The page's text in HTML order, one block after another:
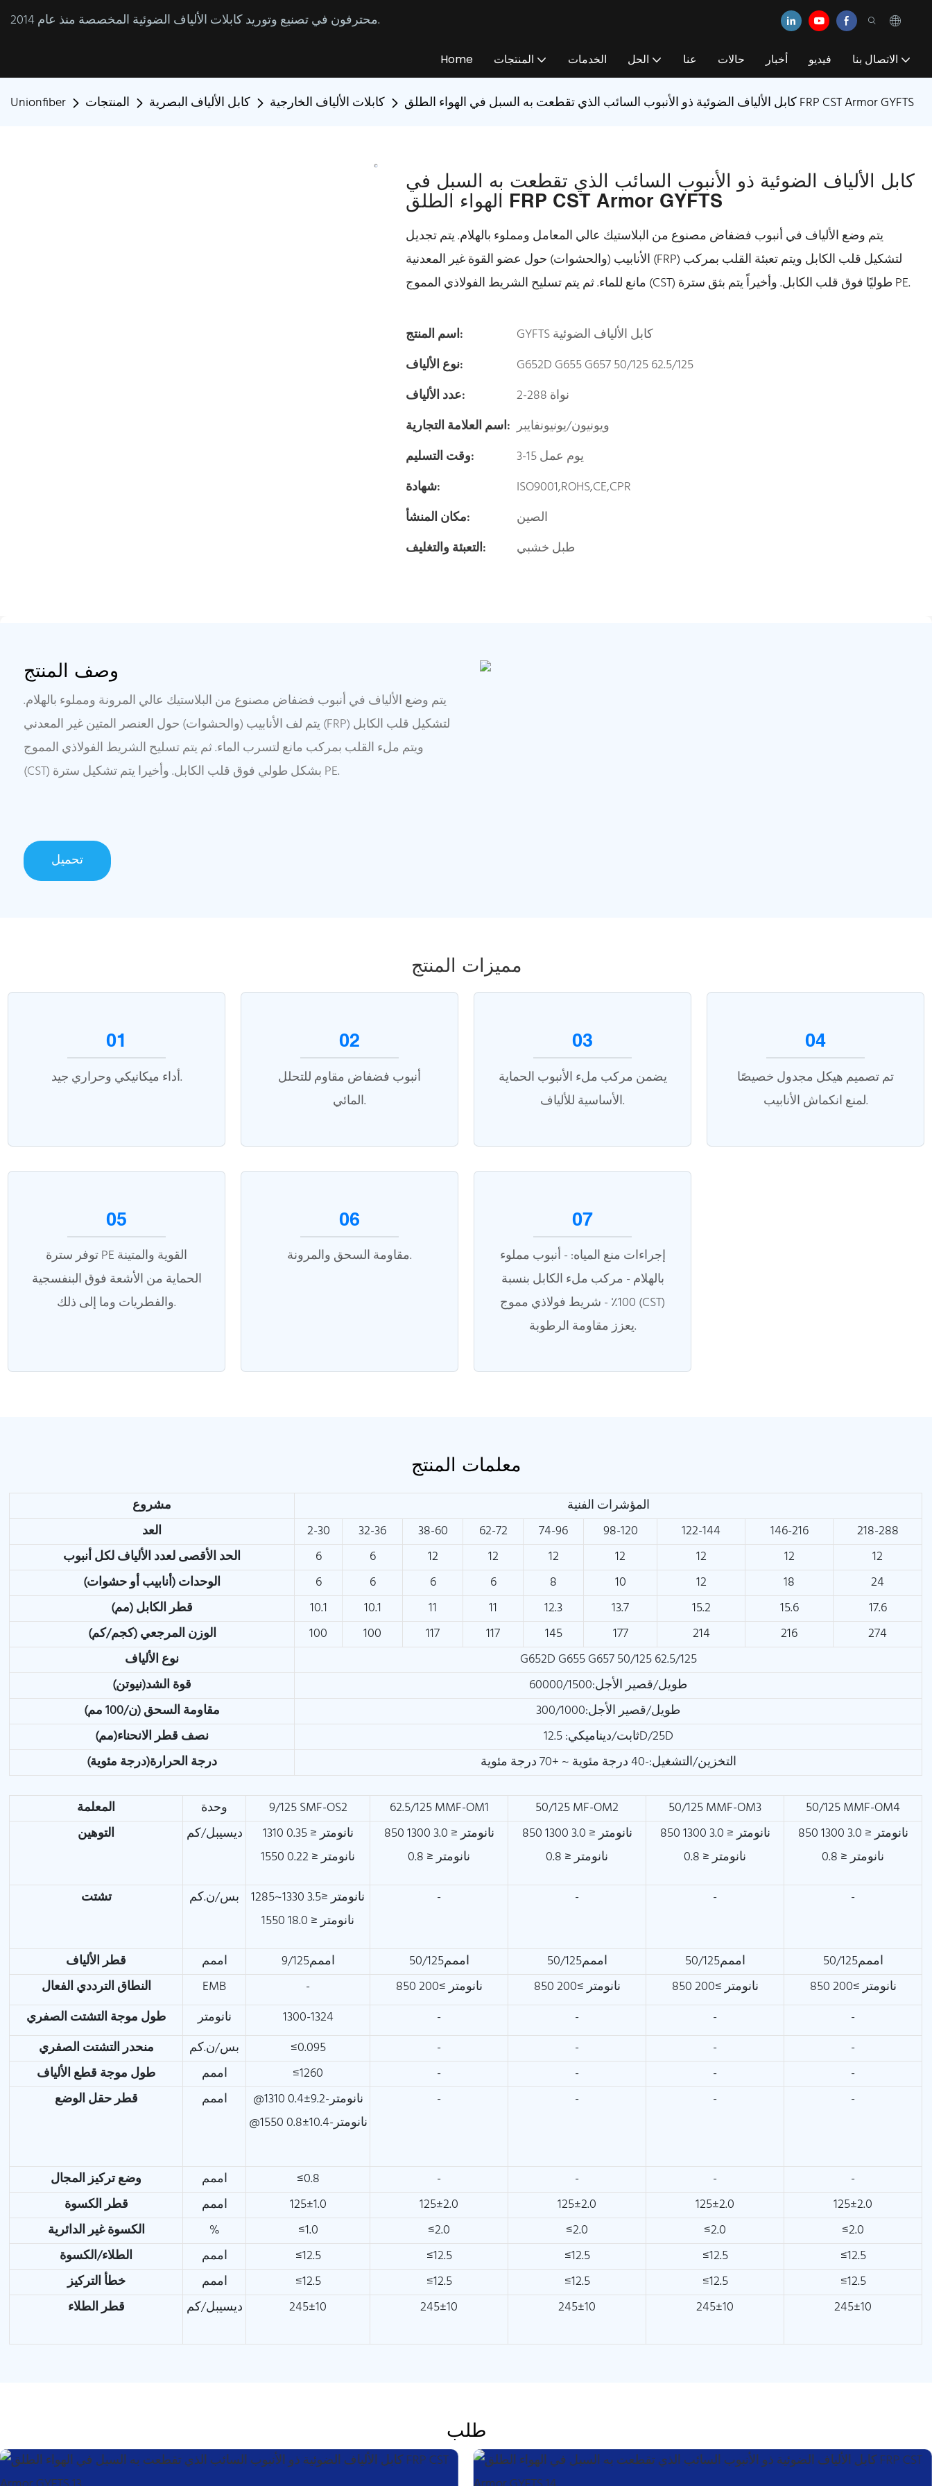
محترفون في تصنيع وتوريد كابلات الألياف الضوئية المخصصة منذ عام 2014.
Home المنتجات الخدمات الحل عنا حالات أخبار فيديو الاتصال بنا
Unionfiber المنتجات كابل الألياف البصرية كابلات الألياف الخارجية كابل الألياف الضوئية ذو الأنبوب السائب الذي تقطعت به السبل في الهواء الطلق FRP CST Armor GYFTS
كابل الألياف الضوئية ذو الأنبوب السائب الذي تقطعت به السبل في
الهواء الطلق FRP CST Armor GYFTS
يتم وضع الألياف في أنبوب فضفاض مصنوع من البلاستيك عالي المعامل ومملوء بالهلام. يتم تجديل
الأنابيب (والحشوات) حول عضو القوة غير المعدنية (FRP) لتشكيل قلب الكابل ويتم تعبئة القلب بمركب
مانع للماء. ثم يتم تسليح الشريط الفولاذي المموج (CST) طوليًا فوق قلب الكابل. وأخيراً يتم بثق سترة PE.
اسم المنتج:
GYFTS كابل الألياف الضوئية
نوع الألياف:
G652D G655 G657 50/125 62.5/125
عدد الألياف:
2-288 نواة
اسم العلامة التجارية: ويونيون/يونيونفايبر
وقت التسليم:
3-15 يوم عمل
شهادة:
ISO9001,ROHS,CE,CPR
مكان المنشأ:
الصين
التعبئة والتغليف:
طبل خشبي
وصف المنتج
يتم وضع الألياف في أنبوب فضفاض مصنوع من البلاستيك عالي المرونة ومملوء بالهلام.
يتم لف الأنابيب (والحشوات) حول العنصر المتين غير المعدني (FRP) لتشكيل قلب الكابل
ويتم ملء القلب بمركب مانع لتسرب الماء. ثم يتم تسليح الشريط الفولاذي المموج
(CST) بشكل طولي فوق قلب الكابل. وأخيرا يتم تشكيل سترة PE.
تحميل
مميزات المنتج
01
أداء ميكانيكي وحراري جيد.
02
أنبوب فضفاض مقاوم للتحلل
المائي.
03
يضمن مركب ملء الأنبوب الحماية
الأساسية للألياف.
04
تم تصميم هيكل مجدول خصيصًا
لمنع انكماش الأنابيب.
05
توفر سترة PE القوية والمتينة
الحماية من الأشعة فوق البنفسجية
والفطريات وما إلى ذلك.
06
مقاومة السحق والمرونة.
07
إجراءات منع المياه: - أنبوب مملوء
بالهلام - مركب ملء الكابل بنسبة
100٪ - شريط فولاذي مموج (CST)
يعزز مقاومة الرطوبة.
معلمات المنتج
مشروع
المؤشرات الفنية
العد
2-30 32-36 38-60 62-72 74-96 98-120 122-144 146-216
218-288
الحد الأقصى لعدد الألياف لكل أنبوب
6 6 12 12 12 12 12 12
12
الوحدات (أنابيب أو حشوات)
6 6 6 6 8 10 12 18
24
قطر الكابل (مم)
10.1 10.1 11 11 12.3 13.7 15.2 15.6
17.6
الوزن المرجعي (كجم/كم)
100 100 117 117 145 177 214 216
274
نوع الألياف
G652D G655 G657 50/125 62.5/125
قوة الشد(نيوتن)
طويل/قصير الأجل:60000/1500
مقاومة السحق (ن/100 مم)
طويل/قصير الأجل:300/1000
نصف قطر الانحناء(مم)
ثابت/ديناميكي: 12.5D/25D
درجة الحرارة(درجة مئوية)
التخزين/التشغيل:-40 درجة مئوية ~ +70 درجة مئوية
المعلمة وحدة 9/125 SMF-OS2 62.5/125 MMF-OM1 50/125 MF-OM2 50/125 MMF-OM3
50/125 MMF-OM4
التوهين
ديسيبل/كم
1310 نانومتر ≤ 0.35
1550 نانومتر ≤ 0.22
850 نانومتر ≤ 3.0 1300
نانومتر ≤ 0.8
850 نانومتر ≤ 3.0 1300
نانومتر ≤ 0.8
850 نانومتر ≤ 3.0 1300
نانومتر ≤ 0.8
850 نانومتر ≤ 3.0 1300
نانومتر ≤ 0.8
تشتت
بس/ن.كم
1285~1330 نانومتر ≤3.5
1550 نانومتر ≤ 18.0
- - - -
قطر الألياف اممم اممم9/125 اممم50/125 اممم50/125 اممم50/125
اممم50/125
النطاق الترددي الفعال
EMB - 850 نانومتر ≥200 850 نانومتر ≥200 850 نانومتر ≥200
850 نانومتر ≥200
طول موجة التشتت الصفري
نانومتر 1300-1324 - - -
-
منحدر التشتت الصفري
بس/ن.كم ≤0.095 - - -
-
طول موجة قطع الألياف
اممم ≤1260 - - -
-
قطر حقل الوضع
اممم
@1310 نانومتر-9.2±0.4
@1550 نانومتر-10.4±0.8
- - - -
وضع تركيز المجال اممم ≤0.8 - - -
-
قطر الكسوة
اممم 125±1.0 125±2.0 125±2.0 125±2.0
125±2.0
الكسوة غير الدائرية
% ≤1.0 ≤2.0 ≤2.0 ≤2.0
≤2.0
الطلاء/الكسوة
اممم ≤12.5 ≤12.5 ≤12.5 ≤12.5
≤12.5
خطأ التركيز
اممم ≤12.5 ≤12.5 ≤12.5 ≤12.5
≤12.5
قطر الطلاء
ديسيبل/كم 245±10 245±10 245±10 245±10 245±10
طلب